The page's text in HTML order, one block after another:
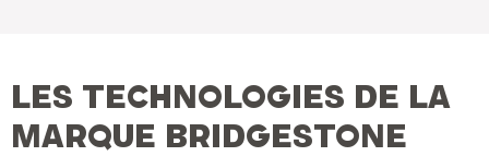
LES TECHNOLOGIES DE LA
MARQUE BRIDGESTONE